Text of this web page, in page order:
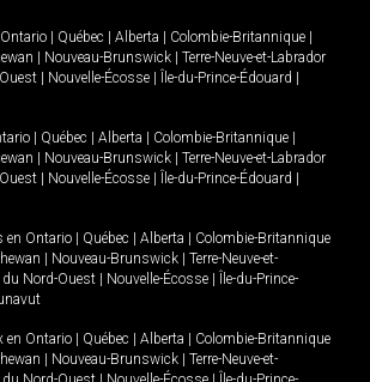
Ontario Québec Alberta Colombie-Britannique
Nouveau-Brunswick
Terre-Neuve-et-Labrador
Nouvelle-Écosse Île-du-Prince-Édouard
Québec Alberta Colombie-Britannique
Nouveau-Brunswick
Terre-Neuve-et-Labrador
Nouvelle-Écosse Île-du-Prince-Édouard
en Ontario Québec Alberta
Colombie-Britannique
Nouveau-Brunswick
Terre-Neuve-et-
du Nord-Ouest Nouvelle-Écosse
Île-du-Prince-
en Ontario Québec Alberta
Colombie-Britannique
Nouveau-Brunswick
Terre-Neuve-et-